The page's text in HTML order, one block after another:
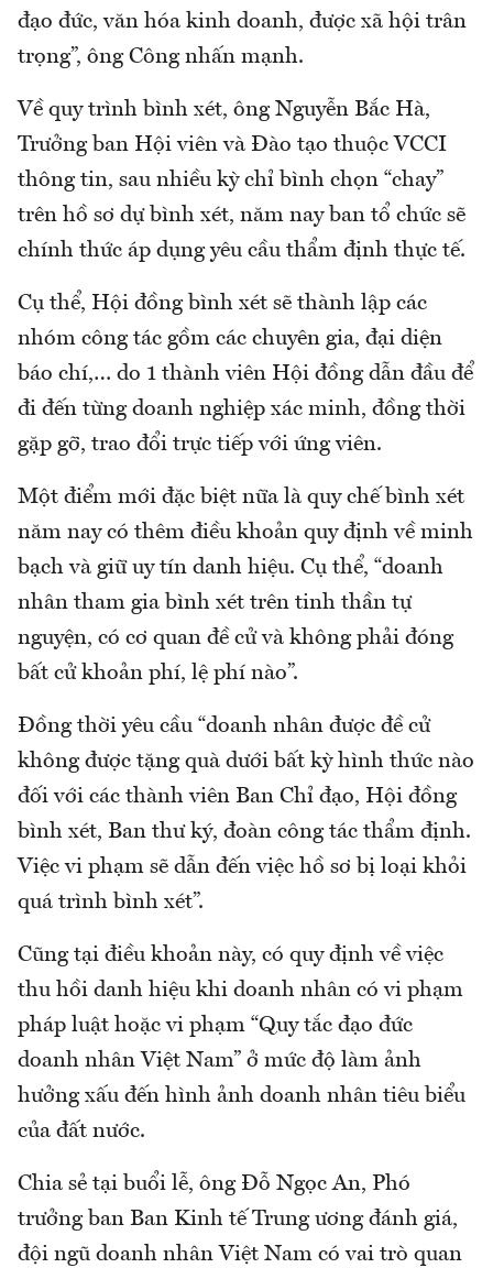
đạo đức, văn hóa kinh doanh, được xã hội trân
trọng”, ông Công nhấn mạnh.
Về quy trình bình xét, ông Nguyễn Bắc Hà,
Trưởng ban Hội viên và Đào tạo thuộc VCCI
thông tin, sau nhiều kỳ chỉ bình chọn “chay”
trên hồ sơ dự bình xét, năm nay ban tổ chức sẽ
chính thức áp dụng yêu cầu thẩm định thực tế.
Cụ thể, Hội đồng bình xét sẽ thành lập các
nhóm công tác gồm các chuyên gia, đại diện
báo chí,… do 1 thành viên Hội đồng dẫn đầu để
đi đến từng doanh nghiệp xác minh, đồng thời
gặp gỡ, trao đổi trực tiếp với ứng viên.
Một điểm mới đặc biệt nữa là quy chế bình xét
năm nay có thêm điều khoản quy định về minh
bạch và giữ uy tín danh hiệu. Cụ thể, “doanh
nhân tham gia bình xét trên tinh thần tự
nguyện, có cơ quan đề cử và không phải đóng
bất cử khoản phí, lệ phí nào”.
Đồng thời yêu cầu “doanh nhân được đề cử
không được tặng quà dưới bất kỳ hình thức nào
đối với các thành viên Ban Chỉ đạo, Hội đồng
bình xét, Ban thư ký, đoàn công tác thẩm định.
Việc vi phạm sẽ dẫn đến việc hồ sơ bị loại khỏi
quá trình bình xét”.
Cũng tại điều khoản này, có quy định về việc
thu hồi danh hiệu khi doanh nhân có vi phạm
pháp luật hoặc vi phạm “Quy tắc đạo đức
doanh nhân Việt Nam” ở mức độ làm ảnh
hưởng xấu đến hình ảnh doanh nhân tiêu biểu
của đất nước.
Chia sẻ tại buổi lễ, ông Đỗ Ngọc An, Phó
trưởng ban Ban Kinh tế Trung ương đánh giá,
đội ngũ doanh nhân Việt Nam có vai trò quan